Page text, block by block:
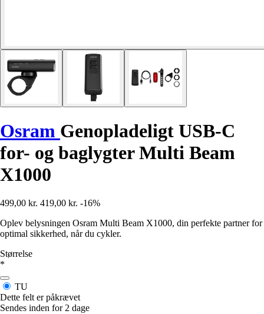
Osram Genopladeligt USB-C
for- og baglygter Multi Beam
X1000
499,00 kr. 419,00 kr. -16%
Oplev belysningen Osram Multi Beam X1000, din perfekte partner for
optimal sikkerhed, når du cykler.
Størrelse
*
TU
Dette felt er påkrævet
Sendes inden for 2 dage